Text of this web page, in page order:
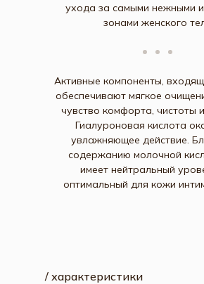
ухода за самыми нежными
зонами женского
Активные компоненты,
обеспечивают мягкое
чувство комфорта, чистоты
Гиалуроновая кислота
увлажняющее действие.
содержанию молочной
имеет нейтральный
оптимальный для кожи
/ характеристики